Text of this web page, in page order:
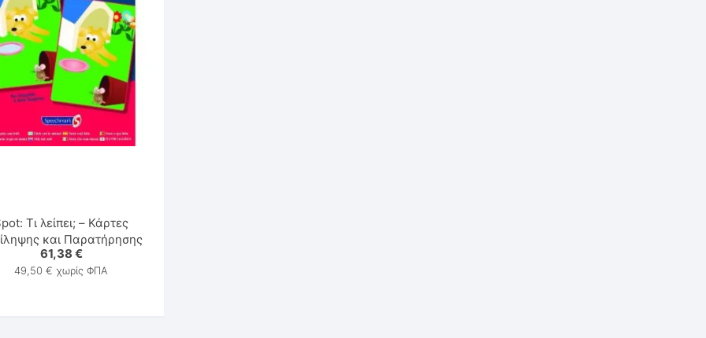
Παιχνίδια & Υλικά Εκπνοής
Στοματοκινητική Μυολειτουργική Θεραπεία
Τι λείπει; – Κάρτες
και Παρατήρησης
61,38 €
49,50€ χωρίς ΦΠΑ